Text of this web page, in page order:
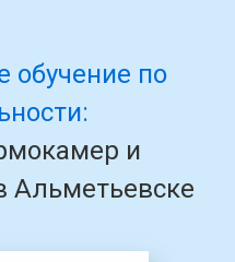
обучение по
и
Альметьевске